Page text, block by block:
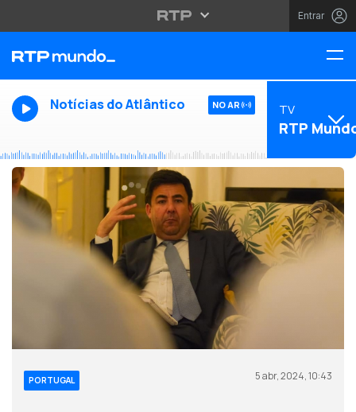
Entrar
Notícias do Atlântico NO AR TV
RTP
PORTUGAL 5 abr, 2024, 10:43